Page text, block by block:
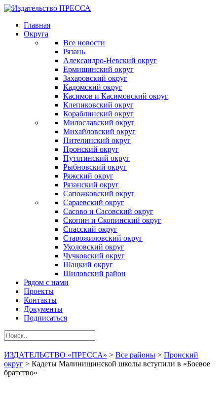
Главная
Округа
Все новости
Рязань
Александро-Невский округ
Ермишинский округ
Захаровский округ
Кадомский округ
Касимов и Касимовский округ
Клепиковский округ
Кораблинский округ
Милославский округ
Михайловский округ
Пителинский округ
Пронский округ
Путятинский округ
Рыбновский округ
Ряжский округ
Рязанский округ
Сапожковский округ
Сараевский округ
Сасово и Сасовский округ
Скопин и Скопинский округ
Спасский округ
Старожиловский округ
Ухоловский округ
Чучковский округ
Шацкий округ
Шиловский район
Рядом с нами
Проекты
Контакты
Документы
Подписаться
ИЗДАТЕЛЬСТВО «ПРЕССА» > Все районы > Пронский
округ > Кадеты Малинищинской школы вступили в «Боевое
братство»